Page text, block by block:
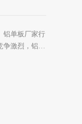
铝单板厂家行
争激烈，铝单
合自己的